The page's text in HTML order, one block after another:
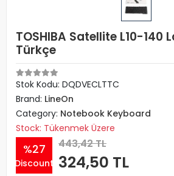
TOSHIBA Satellite L10-140
Türkçe
Stok Kodu: DQDVECLTTC
Brand: LineOn
Category: Notebook Keyboard
Stock: Tükenmek Üzere
%27
Discount
443,42 TL
324,50 TL